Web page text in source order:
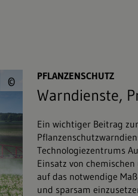
© ©PFLANZENSCHUTZ
Warndienste,
Ein wichtiger Beitrag
Technologiezentrums
Einsatz von
auf das notwendige
und sparsam